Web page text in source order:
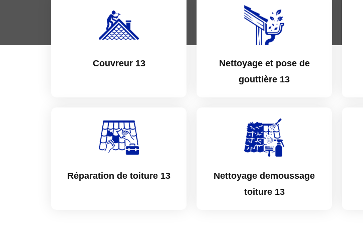
Couvreur 13
Nettoyage et pose de
gouttière 13
Réparation de toiture 13
Nettoyage demoussage
toiture 13